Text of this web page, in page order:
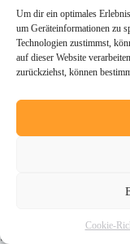
Um dir ein optimales
um Geräteinformationen zu
Technologien zustimmst,
auf dieser Website
zurückziehst, können
Cookie-
Diese Seite
Bitte haben
Sie in Kürze
Copyright © 2026 -
Service GmbH